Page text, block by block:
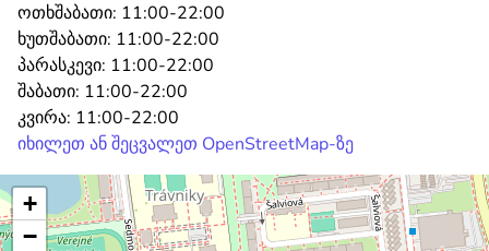
ოთხშაბათი: 11:00-22:00
ხუთშაბათი: 11:00-22:00
პარასკევი: 11:00-22:00
შაბათი: 11:00-22:00
კვირა: 11:00-22:00
იხილეთ ან შეცვალეთ OpenStreetMap-ზე
+
−